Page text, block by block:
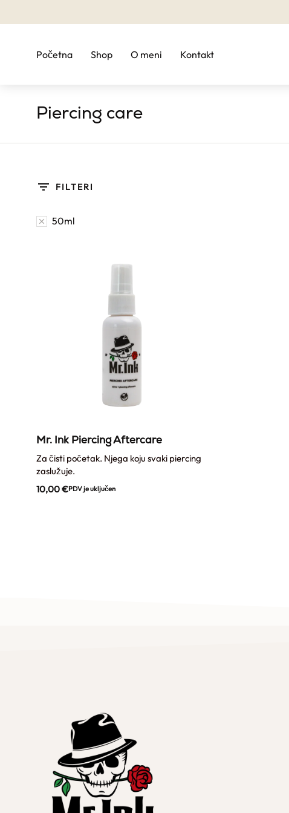
Početna Shop O meni Kontakt
Piercing care
FILTERI
50ml
Mr. Ink Piercing Aftercare
Za čisti početak. Njega koju svaki piercing
zaslužuje.
10,00€PDV je uključen